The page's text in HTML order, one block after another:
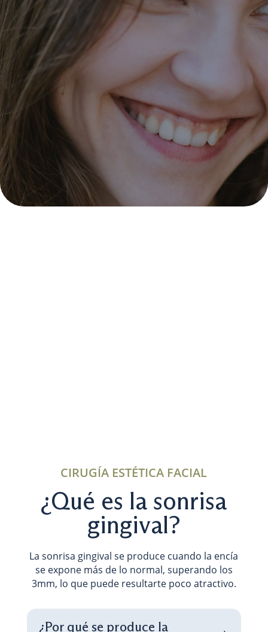
Sonrisa gingival
PIDE CITA
CIRUGÍA ESTÉTICA FACIAL
¿Qué es la sonrisa
gingival?
La sonrisa gingival se produce cuando la encía
se expone más de lo normal, superando los
3mm, lo que puede resultarte poco atractivo.
¿Por qué se produce la